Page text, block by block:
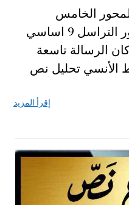
الخامس
التراسل شرح نصوص محور التراسل 9 اساسي
الرسالة تاسعة
الأنسي تحليل نص
إقرأ المزيد